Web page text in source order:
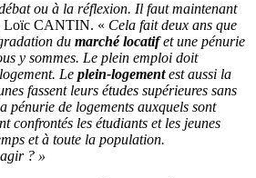
ou à la réflexion. Il faut maintenant
Loïc CANTIN. « Cela fait deux ans que
du marché locatifet une pénurie
y sommes. Le plein emploi doit
. Le plein-logementest aussi la
fassent leurs études supérieures sans
pénurie de logements auxquels sont
confrontés les étudiants et les jeunes
et à toute la population.
? »